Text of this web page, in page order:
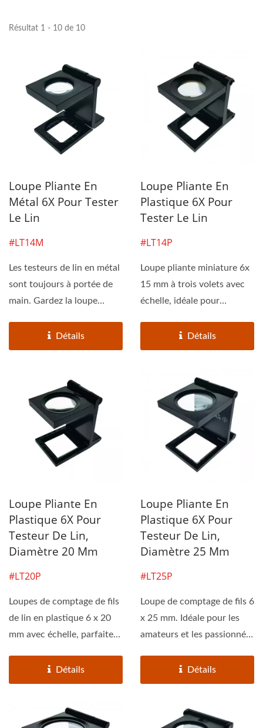
Résultat 1 - 10 de 10
Loupe Pliante En
Métal 6X Pour Tester
Le Lin
#LT14M
Les testeurs de lin en métal
sont toujours à portée de
main. Gardez la loupe
Détails
Loupe Pliante En
Plastique 6X Pour
Tester Le Lin
#LT14P
Loupe pliante miniature 6x
15 mm à trois volets avec
échelle, idéale pour
Détails
Loupe Pliante En
Plastique 6X Pour
Testeur De Lin,
Diamètre 20 Mm
#LT20P
Loupes de comptage de fils
de lin en plastique 6 x 20
mm avec échelle, parfaites
Détails
Loupe Pliante En
Plastique 6X Pour
Testeur De Lin,
Diamètre 25 Mm
#LT25P
Loupe de comptage de fils 6
x 25 mm. Idéale pour les
amateurs et les passionnés,
Détails